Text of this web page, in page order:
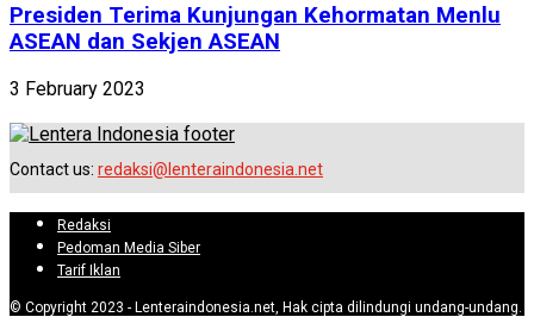
Presiden Terima Kunjungan Kehormatan Menlu
ASEAN dan Sekjen ASEAN
3 February 2023
Contact us: redaksi@lenteraindonesia.net
Redaksi
Pedoman Media Siber
Tarif Iklan
© Copyright 2023 - Lenteraindonesia.net, Hak cipta dilindungi undang-undang.